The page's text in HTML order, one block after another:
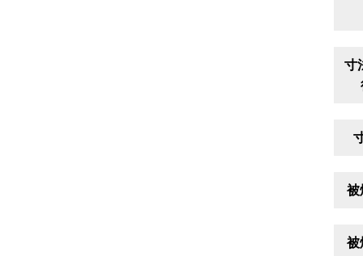
寸
被
被